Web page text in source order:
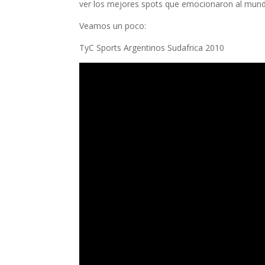
ver los mejores spots que emocionaron al
Veamos un poco:
TyC Sports Argentinos Sudafrica 2010